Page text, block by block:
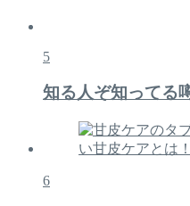
5
知る人ぞ知ってる
6